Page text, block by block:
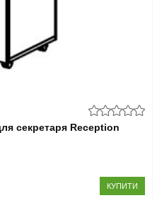
секретаря Reception
КУПИТИ